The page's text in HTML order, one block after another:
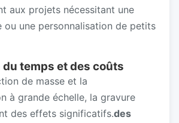
aux projets nécessitant une
ou une personnalisation de petits
du temps et des coûts
de masse et la
à grande échelle, la gravure
des effets significatifs.des